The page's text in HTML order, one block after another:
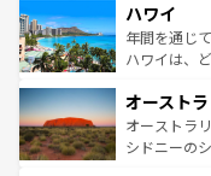
ば市内交通費
着のスイス
のような巨
ンメントが
西部には大
部のニュー
文化が魅力
しみながら
ハワイ
年間を通じ
ハワイは、
ワイ島は見
島だが、静
おすすめ。
オースト
オーストラ
シドニーの